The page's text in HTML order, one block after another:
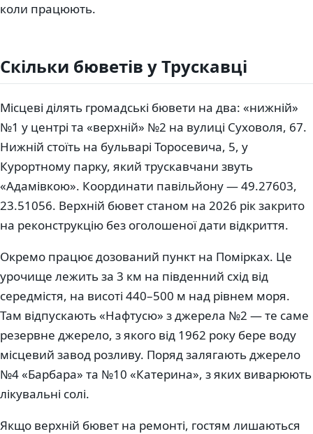
коли працюють.
Скільки бюветів у Трускавці
Місцеві ділять громадські бювети на два: «нижній»
№1 у центрі та «верхній» №2 на вулиці Суховоля, 67.
Нижній стоїть на бульварі Торосевича, 5, у
Курортному парку, який трускавчани звуть
«Адамівкою». Координати павільйону — 49.27603,
23.51056. Верхній бювет станом на 2026 рік закрито
на реконструкцію без оголошеної дати відкриття.
Окремо працює дозований пункт на Помірках. Це
урочище лежить за 3 км на південний схід від
середмістя, на висоті 440–500 м над рівнем моря.
Там відпускають «Нафтусю» з джерела №2 — те саме
резервне джерело, з якого від 1962 року бере воду
місцевий завод розливу. Поряд залягають джерело
№4 «Барбара» та №10 «Катерина», з яких виварюють
лікувальні солі.
Якщо верхній бювет на ремонті, гостям лишаються